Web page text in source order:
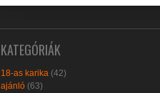
KATEGÓRIÁK
18-as karika (42)
ajánló (63)